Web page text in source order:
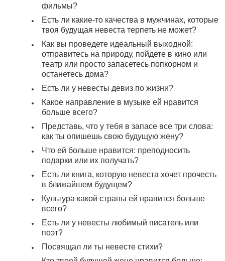
фильмы?
Есть ли какие-то качества в мужчинах, которые
твоя будущая невеста терпеть не может?
Как вы проведете идеальный выходной:
отправитесь на природу, пойдете в кино или
театр или просто запасетесь попкорном и
останетесь дома?
Есть ли у невесты девиз по жизни?
Какое направление в музыке ей нравится
больше всего?
Представь, что у тебя в запасе все три слова:
как ты опишешь свою будущую жену?
Что ей больше нравится: преподносить
подарки или их получать?
Есть ли книга, которую невеста хочет прочесть
в ближайшем будущем?
Культура какой страны ей нравится больше
всего?
Есть ли у невесты любимый писатель или
поэт?
Посвящал ли ты невесте стихи?